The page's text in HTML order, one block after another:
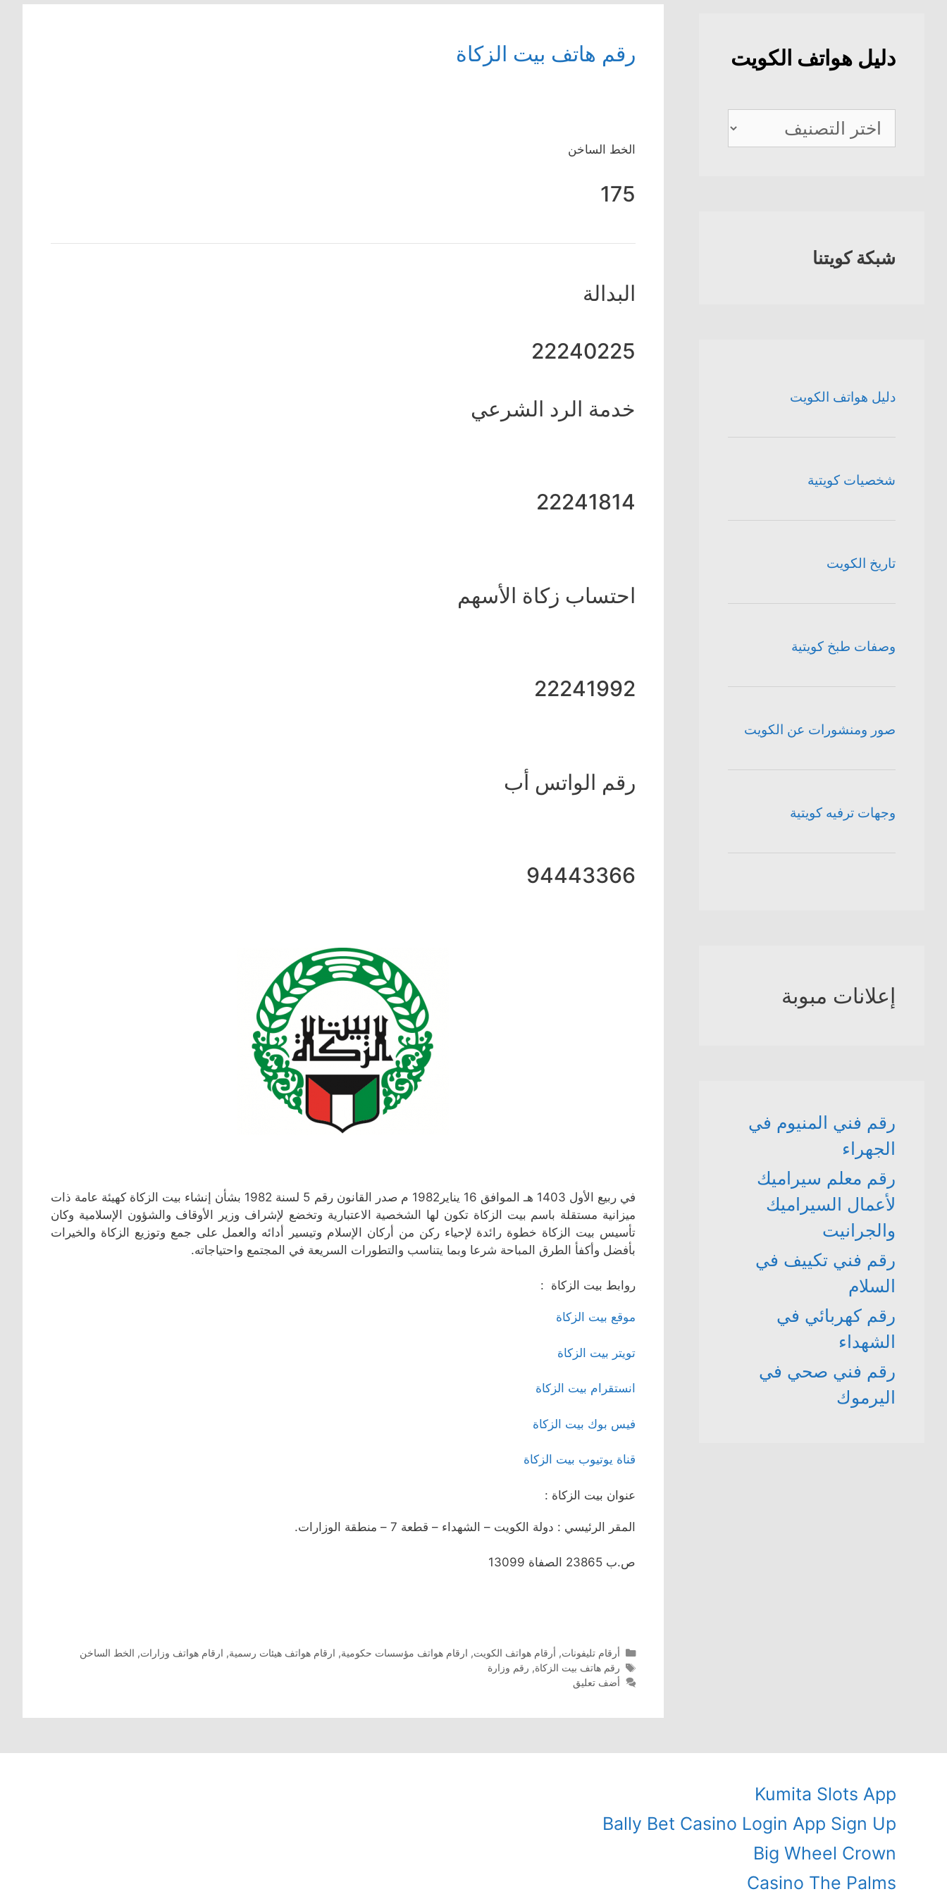
رقم هاتف بيت الزكاة
الخط الساخن
175
البدالة
22240225
خدمة الرد الشرعي
22241814
احتساب زكاة الأسهم
22241992
رقم الواتس أب
94443366
في ربيع الأول 1403 هـ الموافق 16 يناير1982 م صدر القانون رقم 5 لسنة 1982 بشأن إنشاء بيت الزكاة كهيئة عامة ذات
ميزانية مستقلة باسم بيت الزكاة تكون لها الشخصية الاعتبارية وتخضع لإشراف وزير الأوقاف والشؤون الإسلامية وكان
تأسيس بيت الزكاة خطوة رائدة لإحياء ركن من أركان الإسلام وتيسير أدائه والعمل على جمع وتوزيع الزكاة والخيرات
بأفضل وأكفأ الطرق المباحة شرعا وبما يتناسب والتطورات السريعة في المجتمع واحتياجاته.
روابط بيت الزكاة :
موقع بيت الزكاة
تويتر بيت الزكاة
انستقرام بيت الزكاة
فيس بوك بيت الزكاة
قناة يوتيوب بيت الزكاة
عنوان بيت الزكاة :
المقر الرئيسي : دولة الكويت – الشهداء – قطعة 7 – منطقة الوزارات.
ص.ب 23865 الصفاة 13099
التصنيفات
أرقام تليفونات, أرقام هواتف الكويت, ارقام هواتف مؤسسات حكومية, ارقام هواتف هيئات رسمية, ارقام هواتف وزارات, الخط الساخن
الوسوم
رقم هاتف بيت الزكاة, رقم وزارة
أضف تعليق
دليل هواتف الكويت
دليل
هواتف
شبكة كويتنا
دليل هواتف الكويت
شخصيات كويتية
تاريخ الكويت
وصفات طبخ كويتية
صور ومنشورات عن الكويت
وجهات ترفيه كويتية
إعلانات مبوبة
رقم فني المنيوم في
الجهراء
رقم معلم سيراميك
لأعمال السيراميك
والجرانيت
رقم فني تكييف في
السلام
رقم كهربائي في
الشهداء
رقم فني صحي في
اليرموك
Kumita Slots App
Bally Bet Casino Login App Sign Up
Big Wheel Crown
Casino The Palms